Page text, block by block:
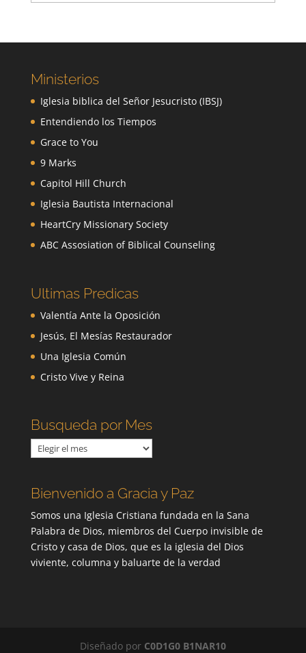
Ministerios
Iglesia biblica del Señor Jesucristo (IBSJ)
Entendiendo los Tiempos
Grace to You
9 Marks
Capitol Hill Church
Iglesia Bautista Internacional
HeartCry Missionary Society
ABC Assosiation of Biblical Counseling
Ultimas Predicas
Valentía Ante la Oposición
Jesús, El Mesías Restaurador
Una Iglesia Común
Cristo Vive y Reina
Busqueda por Mes
Busqueda
por
Bienvenido a Gracia y Paz
Somos una Iglesia Cristiana fundada en la Sana
Palabra de Dios, miembros del Cuerpo invisible de
Cristo y casa de Dios, que es la iglesia del Dios
viviente, columna y baluarte de la verdad
Diseñado por C0D1G0 B1NAR10